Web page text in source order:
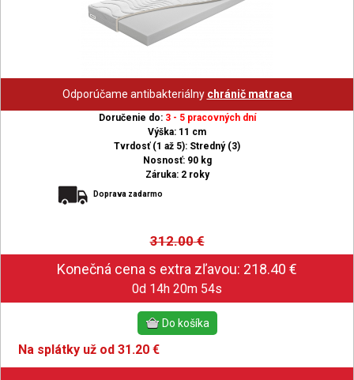
Odporúčame antibakteriálny chránič matraca
Doručenie do: 3 - 5 pracovných dní
Výška: 11 cm
Tvrdosť (1 až 5): Stredný (3)
Nosnosť: 90 kg
Záruka: 2 roky
Doprava zadarmo
312.00€
0d 14h 20m 53s
Na splátky už od 31.20 €